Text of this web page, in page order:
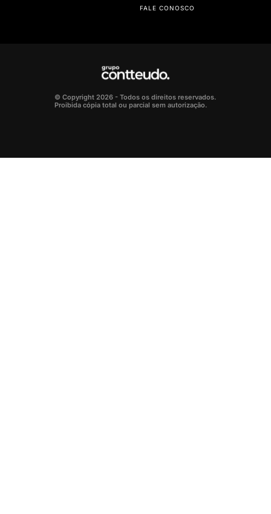
FALE CONOSCO
© Copyright 2026 - Todos os direitos reservados.
Proibida cópia total ou parcial sem autorização.